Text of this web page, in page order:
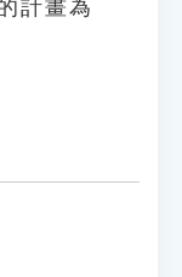
計畫為